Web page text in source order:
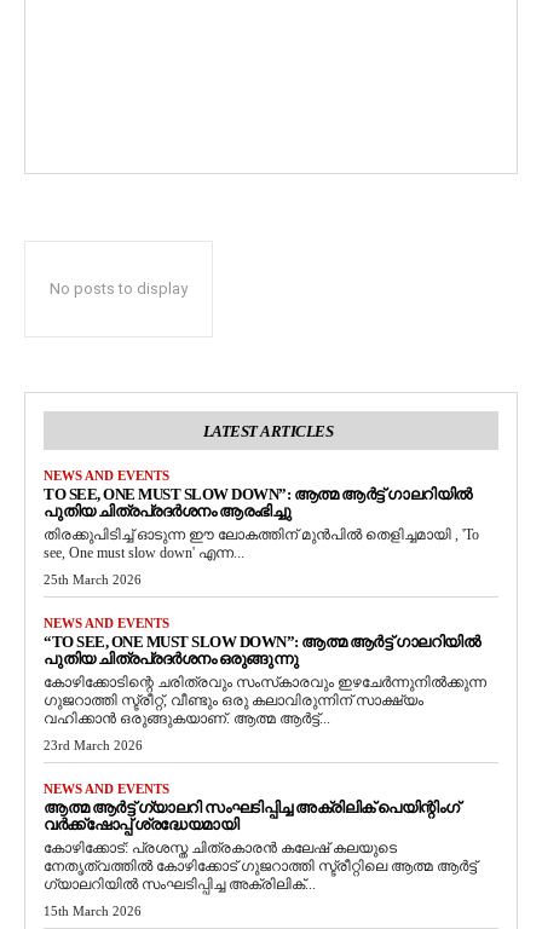
No posts to display
LATEST ARTICLES
NEWS AND EVENTS
TO SEE, ONE MUST SLOW DOWN”: ആത്മ ആർട്ട് ഗാലറിയിൽ
പുതിയ ചിത്രപ്രദർശനം ആരംഭിച്ചു
തിരക്കുപിടിച്ച് ഓടുന്ന ഈ ലോകത്തിന് മുൻപിൽ തെളിച്ചമായി , 'To
see, One must slow down' എന്ന...
25th March 2026
NEWS AND EVENTS
“TO SEE, ONE MUST SLOW DOWN”: ആത്മ ആർട്ട് ഗാലറിയിൽ
പുതിയ ചിത്രപ്രദർശനം ഒരുങ്ങുന്നു
കോഴിക്കോടിന്റെ ചരിത്രവും സംസ്‌കാരവും ഇഴചേർന്നുനിൽക്കുന്ന
ഗുജറാത്തി സ്ട്രീറ്റ്, വീണ്ടും ഒരു കലാവിരുന്നിന് സാക്ഷ്യം
വഹിക്കാൻ ഒരുങ്ങുകയാണ്. ആത്മ ആർട്ട്...
23rd March 2026
NEWS AND EVENTS
ആത്മ ആർട്ട് ഗ്യാലറി സംഘടിപ്പിച്ച അക്രിലിക് പെയിന്റിംഗ്
വർക്ക്‌ഷോപ്പ് ശ്രദ്ധേയമായി
കോഴിക്കോട്: പ്രശസ്ത ചിത്രകാരൻ കലേഷ് കലയുടെ
നേതൃത്വത്തിൽ കോഴിക്കോട് ഗുജറാത്തി സ്ട്രീറ്റിലെ ആത്മ ആർട്ട്
ഗ്യാലറിയിൽ സംഘടിപ്പിച്ച അക്രിലിക്...
15th March 2026